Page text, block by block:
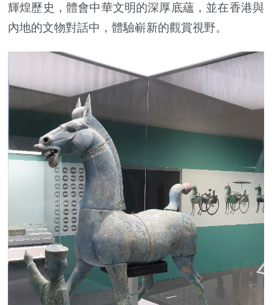
輝煌歷史，體會中華文明的深厚底蘊，並在香港與
內地的文物對話中，體驗嶄新的觀賞視野。